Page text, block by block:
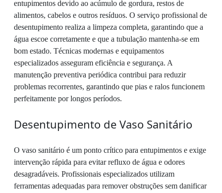
entupimentos devido ao acúmulo de gordura, restos de
alimentos, cabelos e outros resíduos. O serviço profissional de
desentupimento realiza a limpeza completa, garantindo que a
água escoe corretamente e que a tubulação mantenha-se em
bom estado. Técnicas modernas e equipamentos
especializados asseguram eficiência e segurança. A
manutenção preventiva periódica contribui para reduzir
problemas recorrentes, garantindo que pias e ralos funcionem
perfeitamente por longos períodos.
Desentupimento de Vaso Sanitário
O vaso sanitário é um ponto crítico para entupimentos e exige
intervenção rápida para evitar refluxo de água e odores
desagradáveis. Profissionais especializados utilizam
ferramentas adequadas para remover obstruções sem danificar